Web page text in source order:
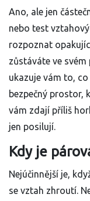
Ano, ale jen
nebo test
rozpoznat
zůstáváte ve
ukazuje vám to,
bezpečný prostor,
vám zdají příliš
jen posilují.
Kdy je
Nejúčinnější je,
se vztah zhroutí.